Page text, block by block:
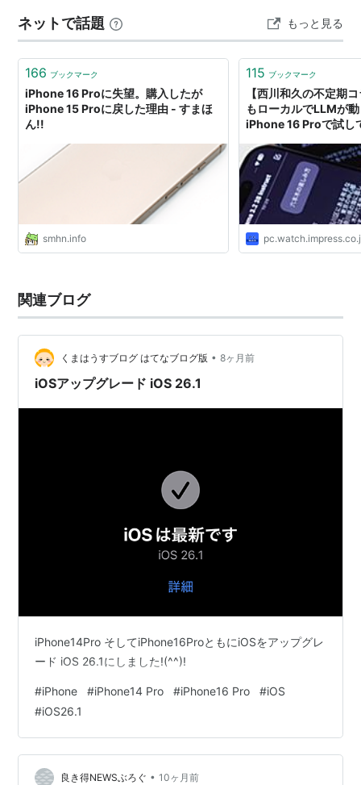
ネットで話題 もっと見る
166 ブックマーク
iPhone 16 Proに失望。購入したが
iPhone 15 Proに戻した理由 - すまほ
ん!!
smhn.info
115 ブックマーク
【西川和久の不定期
もローカルでLLMが
iPhone 16 Proで試し
関連ブログ
くまはうすブログ はてなブログ版 • 8ヶ月前
iOSアップグレード iOS 26.1
iPhone14Pro そしてiPhone16ProともにiOSをアップグレ
ード iOS 26.1にしました!(^^)!
#iPhone #iPhone14 Pro #iPhone16 Pro #iOS
#iOS26.1
良き得NEWSぶろぐ • 10ヶ月前